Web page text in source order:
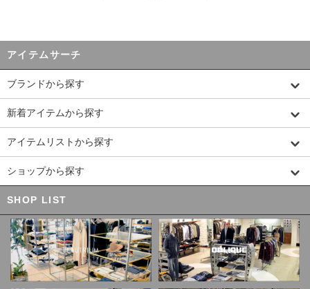
アイテムサーチ
ブランドから探す
新着アイテムから探す
アイテムリストから探す
ショップから探す
SHOP LIST